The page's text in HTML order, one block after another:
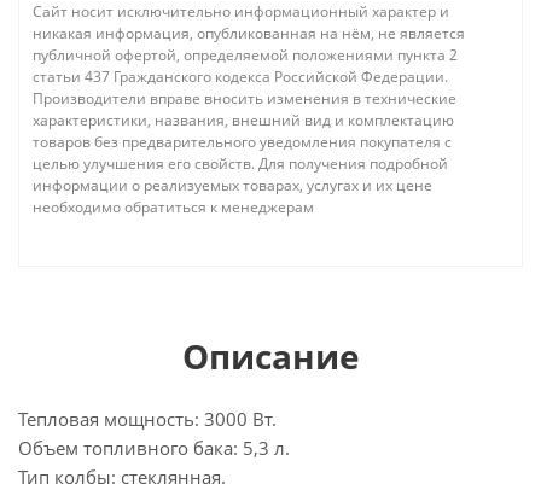
Сайт носит исключительно информационный характер и
никакая информация, опубликованная на нём, не является
публичной офертой, определяемой положениями пункта 2
статьи 437 Гражданского кодекса Российской Федерации.
Производители вправе вносить изменения в технические
характеристики, названия, внешний вид и комплектацию
товаров без предварительного уведомления покупателя с
целью улучшения его свойств. Для получения подробной
информации о реализуемых товарах, услугах и их цене
необходимо обратиться к менеджерам
Описание
Тепловая мощность: 3000 Вт.
Объем топливного бака: 5,3 л.
Тип колбы: стеклянная.